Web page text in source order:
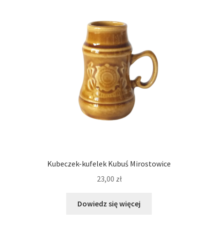
Kubeczek-kufelek Kubuś Mirostowice
23,00 zł
Dowiedz się więcej